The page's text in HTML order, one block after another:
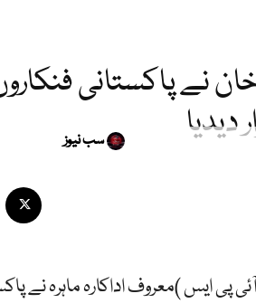
خان نے پاکستانی
دیدیا
سب نیوز
پی ایس )معروف اداکارہ ماہرہ نے